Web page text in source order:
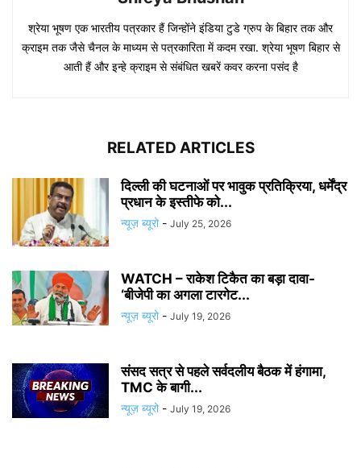
श्रेया भूषण एक भारतीय पत्रकार हैं जिन्होंने इंडिया टुडे ग्रुप के बिहार तक और
क्राइम तक जैसे चैनल के माध्यम से पत्रकारिता में कदम रखा. श्रेया भूषण बिहार से
आती हैं और इन्हे क्राइम से संबंधित खबरें कवर करना पसंद है
RELATED ARTICLES
दिल्ली की घटनाओं पर भावुक प्रतिक्रिया, धर्मेंद्र
प्रधान के इस्तीफे को...
न्यूज़ ब्यूरो - July 25, 2026
WATCH – राकेश टिकैत का बड़ा दावा-
‘बीजेपी का अगला टारगेट...
न्यूज़ ब्यूरो - July 19, 2026
संसद सत्र से पहले सर्वदलीय बैठक में हंगामा,
TMC के बागी...
न्यूज़ ब्यूरो - July 19, 2026